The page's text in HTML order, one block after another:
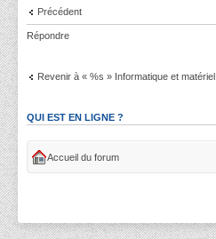
Précédent
Répondre
Revenir à « %s » Informatique et matériel
QUI EST EN LIGNE ?
Accueil du forum